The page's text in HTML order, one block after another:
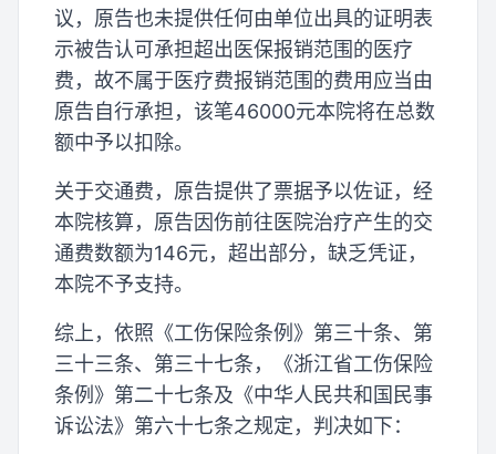
议，原告也未提供任何由单位出具的证明表
示被告认可承担超出医保报销范围的医疗
费，故不属于医疗费报销范围的费用应当由
原告自行承担，该笔46000元本院将在总数
额中予以扣除。
关于交通费，原告提供了票据予以佐证，经
本院核算，原告因伤前往医院治疗产生的交
通费数额为146元，超出部分，缺乏凭证，
本院不予支持。
综上，依照《工伤保险条例》第三十条、第
三十三条、第三十七条，《浙江省工伤保险
条例》第二十七条及《中华人民共和国民事
诉讼法》第六十七条之规定，判决如下：